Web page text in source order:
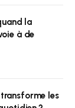
la
à de
les